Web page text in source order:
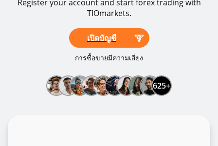
Register your account and start forex trading with
TIOmarkets.
เปิดบัญชี
การซื้อขายมีความเสี่ยง
625+